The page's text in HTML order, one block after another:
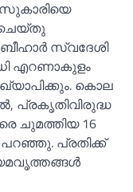
ചെയ്തു
സ്വദേശി
എറണാകുളം
കൊല
പ്രകൃതിവിരുദ്ധ
ചുമത്തിയ 16
പറഞ്ഞു. പ്രതിക്ക്